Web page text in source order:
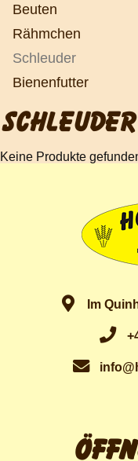
Beuten
Rähmchen
Schleuder
Bienenfutter
SCHLEUDER
Keine Produkte
Im